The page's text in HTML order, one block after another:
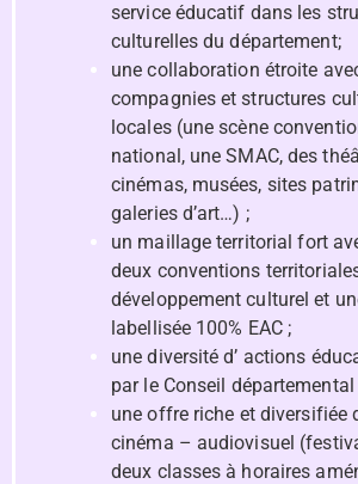
service éducatif dans les
culturelles du département;
une collaboration étroite
compagnies et structures
locales (une scène
national, une SMAC, des
cinémas, musées, sites
galeries d’art…) ;
un maillage territorial fort
deux conventions
développement culturel et
labellisée 100% EAC ;
une diversité d’ actions
par le Conseil départemental
une offre riche et diversifiée
cinéma – audiovisuel
deux classes à horaires